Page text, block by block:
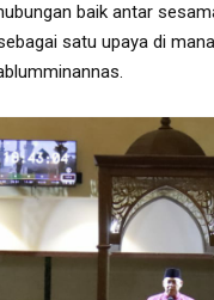
baik antar
satu upaya di